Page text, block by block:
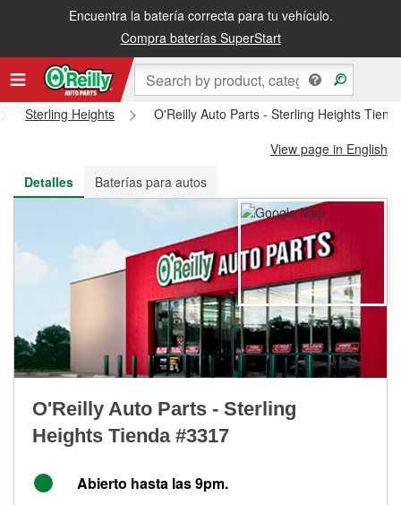
Encuentra la batería correcta para tu vehículo.
Compra baterías SuperStart
Recibe tu orden gratis al día siguiente o recógela en la tienda
Sterling Heights
O'Reilly Auto Parts - Sterling Heights
View page in English
Detalles
Baterías para autos
O'Reilly Auto Parts - Sterling
Heights Tienda #3317
Abierto hasta las 9pm.